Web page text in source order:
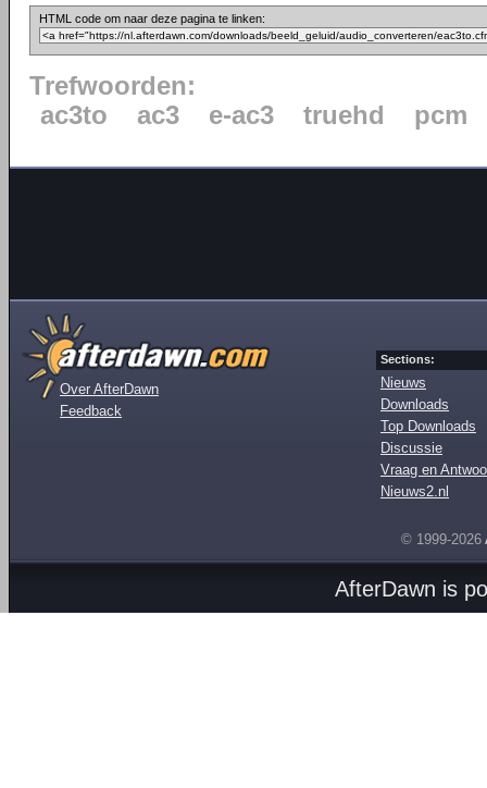
HTML code om naar deze pagina te linken:
Trefwoorden:
ac3to
ac3 e-ac3 truehd pcm
Over AfterDawn
Feedback
Sections:
Nieuws
Downloads
Top Downloads
Discussie
Vraag en
Nieuws2.nl
© 1999-2026
AfterDawn is